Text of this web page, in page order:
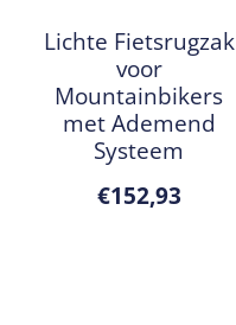
Lichte Fietsrugzak
voor
Mountainbikers
met Ademend
Systeem
€152,93